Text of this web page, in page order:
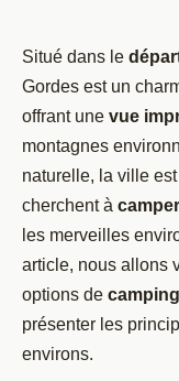
Situé dans le
Gordes est un
offrant une vue
montagnes
naturelle, la ville
cherchent à
les merveilles
article, nous allons
options de
présenter les
environs.